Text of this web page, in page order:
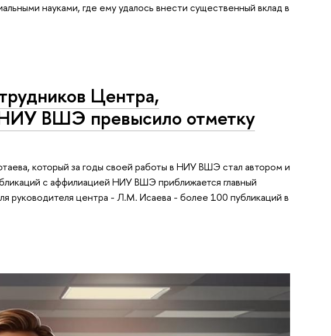
науками, где ему удалось внести существенный вклад в
Центра,
ВШЭ превысило отметку
который за годы своей работы в НИУ ВШЭ стал автором и
с аффилиацией НИУ ВШЭ приближается главный
руководителя центра - Л.М. Исаева - более 100 публикаций в